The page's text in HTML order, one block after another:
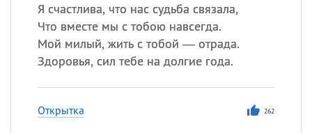
Я счастлива, что нас судьба связала,
Что вместе мы с тобою навсегда.
Мой милый, жить с тобой — отрада.
Здоровья, сил тебе на долгие года.
Открытка 262